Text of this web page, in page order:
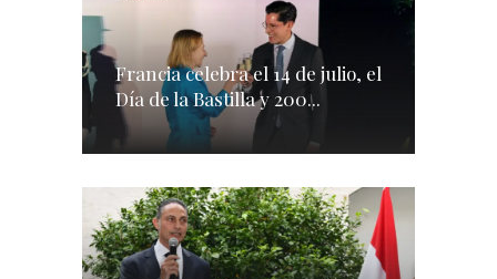
Francia celebra el 14 de julio, el
Día de la Bastilla y 200...